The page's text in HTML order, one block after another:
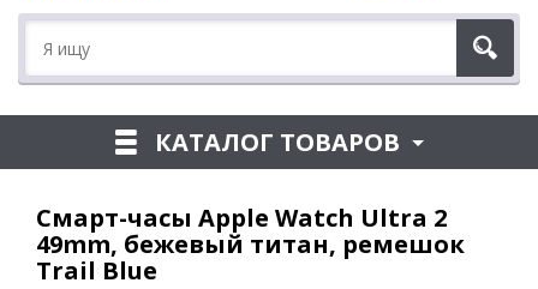
КАТАЛОГ ТОВАРОВ
Смарт-часы Apple Watch Ultra 2
49mm, бежевый титан, ремешок
Trail Blue